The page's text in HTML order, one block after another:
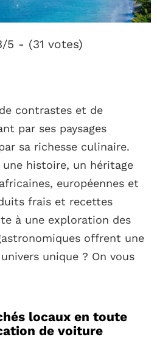
5 - (31 votes)
contrastes et de
par ses paysages
sa richesse culinaire.
histoire, un héritage
européennes et
frais et recettes
à une exploration des
offrent une
unique ? On vous
locaux en toute
de voiture